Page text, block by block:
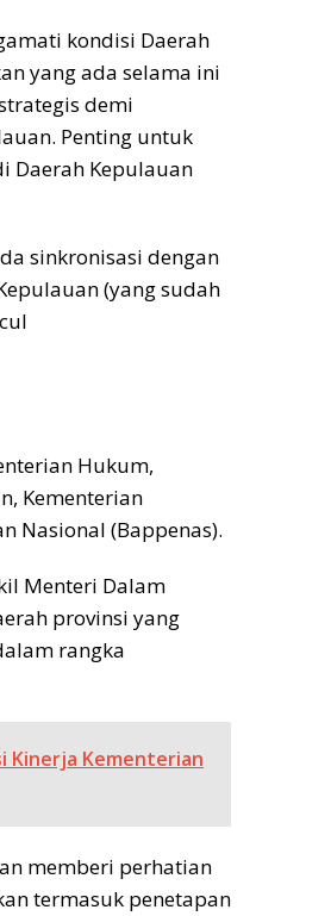
kondisi Daerah
yang ada selama ini
demi
Penting untuk
Daerah Kepulauan
sinkronisasi dengan
(yang sudah
Hukum,
Kementerian
Nasional (Bappenas).
Menteri Dalam
provinsi yang
rangka
Kinerja Kementerian
memberi perhatian
termasuk penetapan